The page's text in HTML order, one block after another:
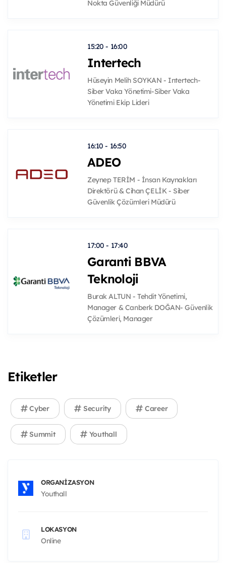
Nokta Güvenliği Müdürü
15:20 - 16:00
Intertech
Hüseyin Melih SOYKAN - Intertech-
Siber Vaka Yönetimi-Siber Vaka
Yönetimi Ekip Lideri
16:10 - 16:50
ADEO
Zeynep TERİM - İnsan Kaynakları
Direktörü & Cihan ÇELİK - Siber
Güvenlik Çözümleri Müdürü
17:00 - 17:40
Garanti BBVA
Teknoloji
Burak ALTUN - Tehdit Yönetimi,
Manager & Canberk DOĞAN- Güvenlik
Çözümleri, Manager
Etiketler
Cyber Security Career
Summit Youthall
ORGANIZASYON
Youthall
LOKASYON
Online